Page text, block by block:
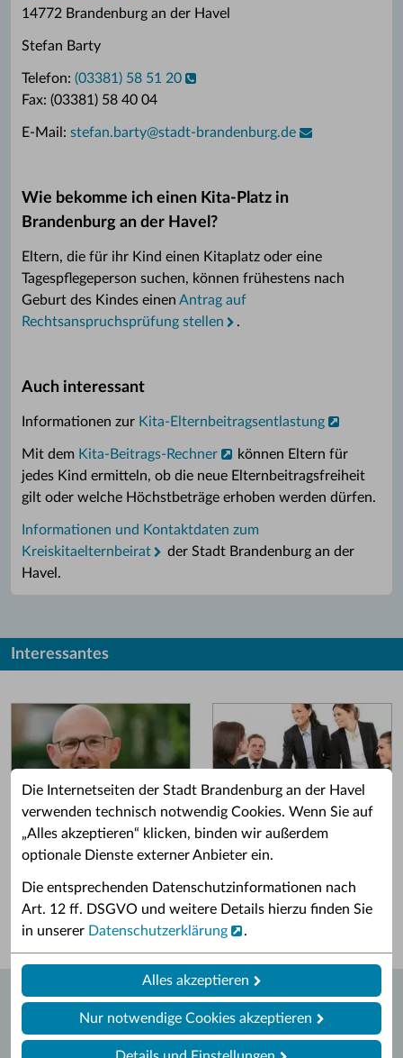
Die Internetseiten der Stadt Brandenburg an der Havel
verwenden technisch notwendig Cookies. Wenn Sie auf
„Alles akzeptieren“ klicken, binden wir außerdem
optionale Dienste externer Anbieter ein.
Die entsprechenden Datenschutzinformationen nach
Art. 12 ff. DSGVO und weitere Details hierzu finden Sie
in unserer Datenschutzerklärung .
Alles akzeptieren
Nur notwendige Cookies akzeptieren
14772 Brandenburg an der Havel
Stefan Barty
Telefon: (03381) 58 51 20
Fax: (03381) 58 40 04
E-Mail: stefan.barty@stadt-brandenburg.de
Wie bekomme ich einen Kita-Platz in
Brandenburg an der Havel?
Eltern, die für ihr Kind einen Kitaplatz oder eine
Tagespflegeperson suchen, können frühestens nach
Geburt des Kindes einen Antrag auf
Rechtsanspruchsprüfung stellen
.
Auch interessant
Informationen zur Kita-Elternbeitragsentlastung
Mit dem Kita-Beitrags-Rechner
können Eltern für
jedes Kind ermitteln, ob die neue Elternbeitragsfreiheit
gilt oder welche Höchstbeträge erhoben werden dürfen.
Informationen und Kontaktdaten zum
Kreiskitaelternbeirat
der Stadt Brandenburg an der
Havel.
Interessantes
Grußwort des OB